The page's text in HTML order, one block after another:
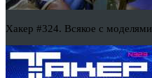
Хакер #324. Всякое с моделями